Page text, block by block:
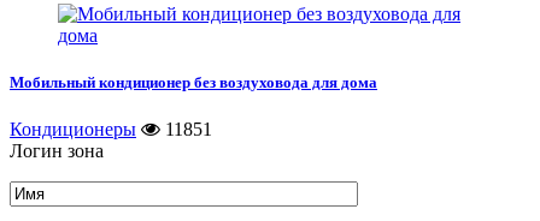
Мобильный кондиционер без воздуховода для дома
Кондиционеры
11851
Логин зона